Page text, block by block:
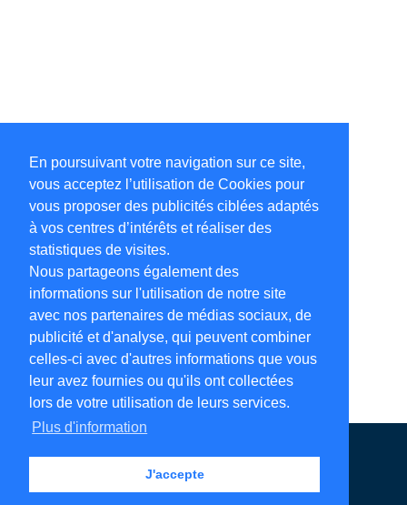
En poursuivant votre navigation sur ce site,
vous acceptez l’utilisation de Cookies pour
vous proposer des publicités ciblées adaptés
à vos centres d’intérêts et réaliser des
statistiques de visites.
Nous partageons également des
informations sur l'utilisation de notre site
avec nos partenaires de médias sociaux, de
publicité et d'analyse, qui peuvent combiner
celles-ci avec d'autres informations que vous
leur avez fournies ou qu'ils ont collectées
lors de votre utilisation de leurs services.
Plus d'information
J'accepte
Annuaire en ligne Légales Contact
Ajouter votre adresse